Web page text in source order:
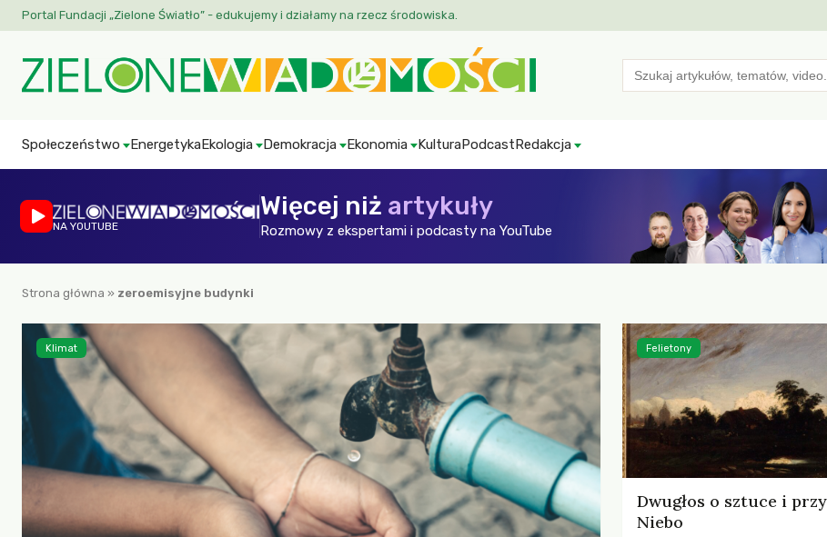
Portal Fundacji „Zielone Światło” - edukujemy i działamy na rzecz środowiska.
Search
for:
Społeczeństwo EnergetykaEkologia Demokracja Ekonomia KulturaPodcastRedakcja
NA YOUTUBE
Więcej niż artykuły
Rozmowy z ekspertami i podcasty na YouTube
Strona główna » zeroemisyjne budynki
Klimat
Dwugłos o sztuce i
Niebo
Felietony